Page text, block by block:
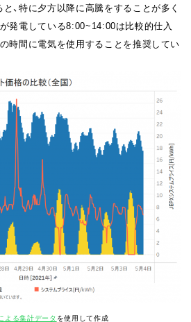
、特に夕方以降に高騰をすることが多く
発電している8:00~14:00は比較的仕入
時間に電気を使用することを推奨してい
よる集計データ を使用して作成